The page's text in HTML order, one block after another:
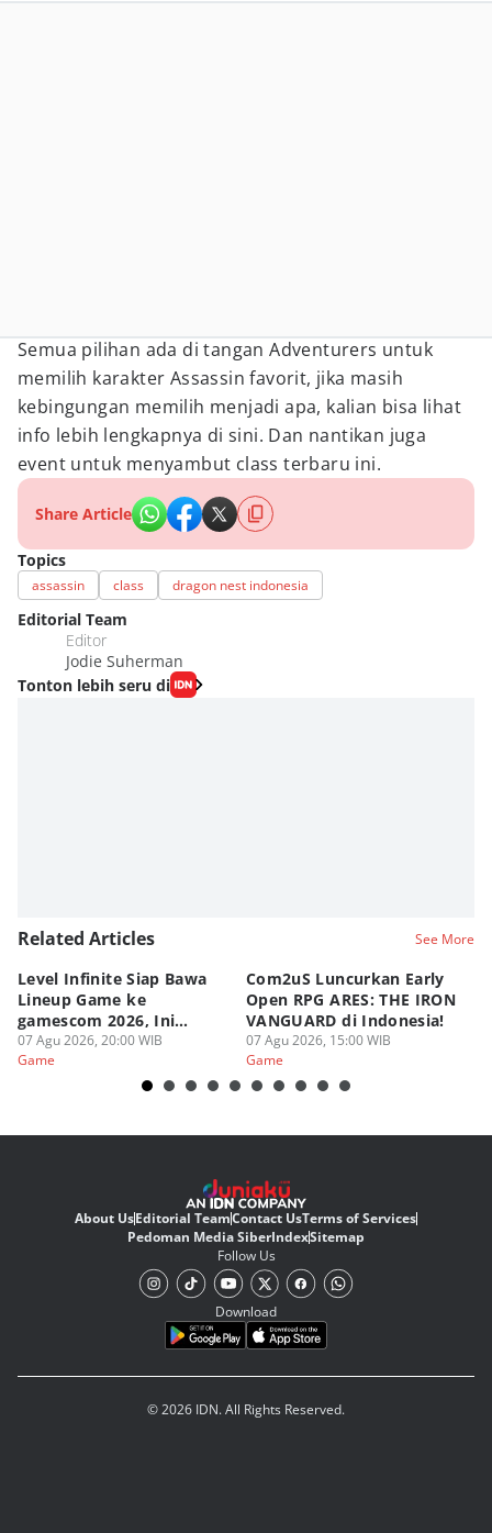
Semua pilihan ada di tangan Adventurers untuk
memilih karakter Assassin favorit, jika masih
kebingungan memilih menjadi apa, kalian bisa lihat
info lebih lengkapnya di sini. Dan nantikan juga
event untuk menyambut class terbaru ini.
Share Article
Topics
assassin class dragon nest indonesia
Editorial Team
Editor
Jodie Suherman
Tonton lebih seru di
Related Articles See More
Level Infinite Siap Bawa
Lineup Game ke
gamescom 2026, Ini
Judulnya!
07 Agu 2026, 20:00 WIB
Game
Com2uS Luncurkan Early
Open RPG ARES: THE IRON
VANGUARD di Indonesia!
07 Agu 2026, 15:00 WIB
Game
About UsEditorial TeamContact UsTerms of Services
Pedoman Media SiberIndexSitemap
Follow Us
Download
© 2026 IDN. All Rights Reserved.